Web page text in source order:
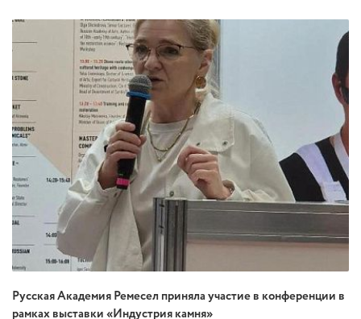
Русская Академия Ремесел приняла участие в конференции в
рамках выставки «Индустрия камня»